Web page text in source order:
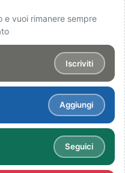
e vuoi rimanere sempre
Iscriviti
Aggiungi
Seguici